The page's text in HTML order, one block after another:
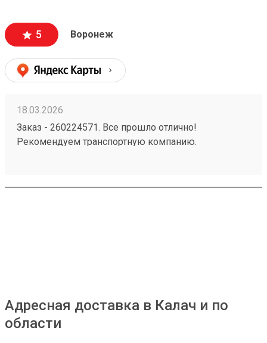
5 Воронеж
18.03.2026
Заказ - 260224571. Все прошло отлично!
Рекомендуем транспортную компанию.
Адресная доставка в Калач и по
области